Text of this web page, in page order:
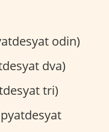
odin)
dva)
tri)